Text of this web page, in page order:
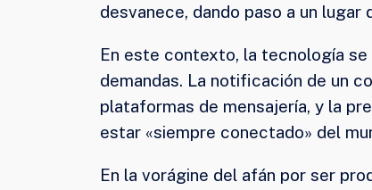
desvanece, dando paso a un
En este contexto, la tecnología se
demandas. La notificación de un
plataformas de mensajería, y la
estar «siempre conectado» del
En la vorágine del afán por ser